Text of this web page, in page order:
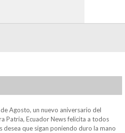
Agosto, un nuevo aniversario del
Patria, Ecuador News felicita a todos
desea que sigan poniendo duro la mano